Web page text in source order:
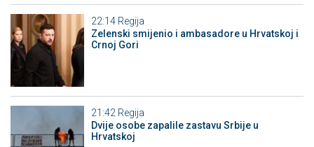
22:14 Regija
Zelenski smijenio i ambasadore u Hrvatskoj i
Crnoj Gori
21:42 Regija
Dvije osobe zapalile zastavu Srbije u
Hrvatskoj